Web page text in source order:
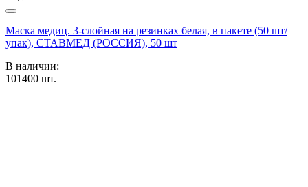
Маска медиц. 3-слойная на резинках белая, в пакете (50 шт/
упак), СТАВМЕД (РОССИЯ), 50 шт
В наличии:
101400 шт.